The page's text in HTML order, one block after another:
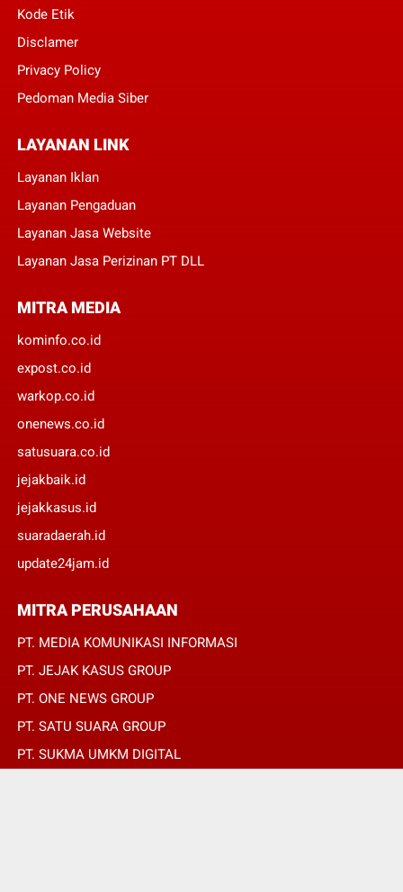
Kode Etik
Disclamer
Privacy Policy
Pedoman Media Siber
LAYANAN LINK
Layanan Iklan
Layanan Pengaduan
Layanan Jasa Website
Layanan Jasa Perizinan PT DLL
MITRA MEDIA
kominfo.co.id
expost.co.id
warkop.co.id
onenews.co.id
satusuara.co.id
jejakbaik.id
jejakkasus.id
suaradaerah.id
update24jam.id
MITRA PERUSAHAAN
PT. MEDIA KOMUNIKASI INFORMASI
PT. JEJAK KASUS GROUP
PT. ONE NEWS GROUP
PT. SATU SUARA GROUP
PT. SUKMA UMKM DIGITAL